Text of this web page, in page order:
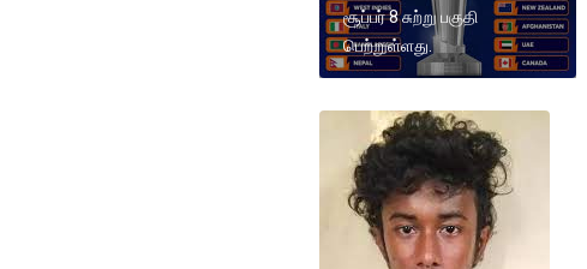
சூப்பர் 8 சுற்று பகுதி
பெற்றுள்ளது.